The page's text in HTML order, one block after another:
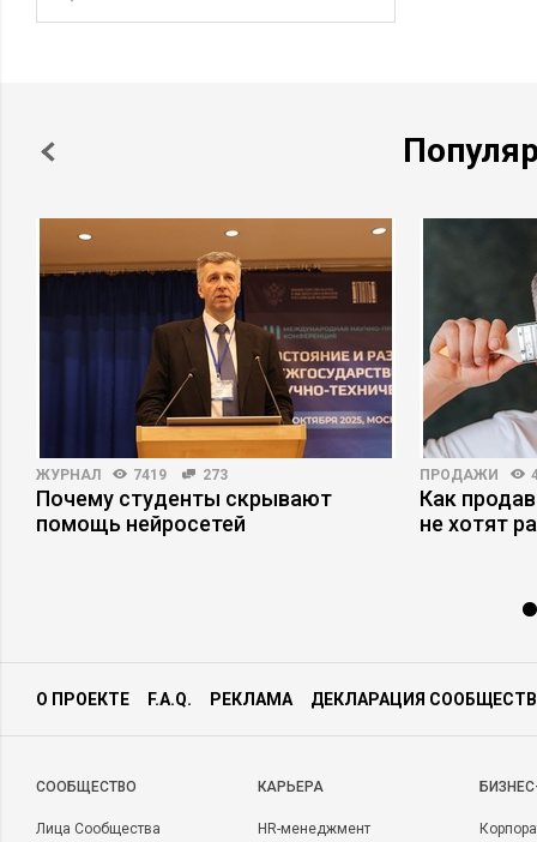
ЖУРНАЛ 7419 273
Почему студенты скрывают
помощь нейросетей
ПРОДАЖИ
Как
не хотят
О ПРОЕКТЕ F.A.Q. РЕКЛАМА ДЕКЛАРАЦИЯ
CООБЩЕСТВО
Лица Сообщества
КАРЬЕРА
HR-менеджмент